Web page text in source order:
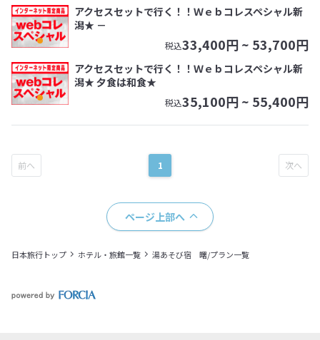
アクセスセットで行く！！Ｗｅｂコレスペシャル新
潟★ －
税込33,400円 ~ 53,700円
アクセスセットで行く！！Ｗｅｂコレスペシャル新
潟★ 夕食は和食★
税込35,100円 ~ 55,400円
1
ページ上部へ
日本旅行トップ ホテル・旅館一覧 湯あそび宿 曙/プラン一覧